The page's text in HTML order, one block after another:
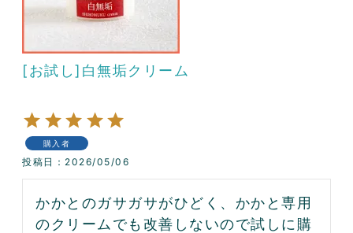
[お試し]白無垢クリーム
購入者
投稿日 2026/05/06
かかとのガサガサがひどく、かかと専用
のクリームでも改善しないので試しに購